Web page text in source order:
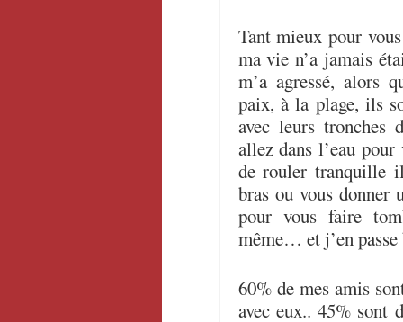
Tant mieux pour
ma vie n’a jamais
m’a agressé, alors
paix, à la plage, ils
avec leurs tronches
allez dans l’eau
de rouler tranquille
bras ou vous donner
pour vous faire
même… et j’en passe
60% de mes amis
avec eux.. 45% sont